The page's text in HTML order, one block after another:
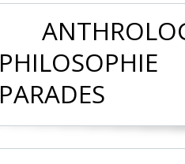
PHILOSOPHIE
PARADES‎